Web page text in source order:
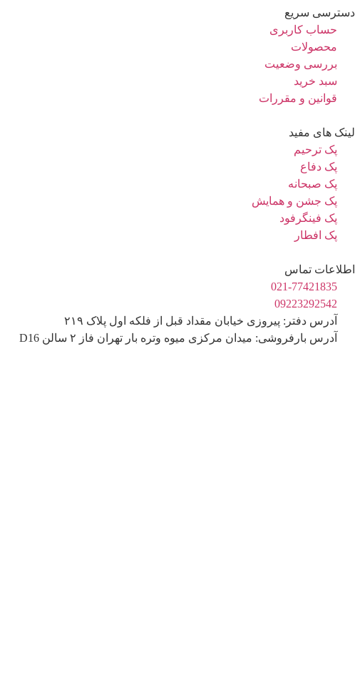
دسترسی سریع
حساب کاربری
محصولات
بررسی وضعیت
سبد خرید
قوانین و مقررات
لینک های مفید
پک ترحیم
پک دفاع
پک صبحانه
پک جشن و همایش
پک فینگرفود
پک افطار
اطلاعات تماس
021-77421835
09223292542
آدرس دفتر: پیروزی خیابان مقداد قبل از فلکه اول پلاک ۲۱۹
آدرس بارفروشی: میدان مرکزی میوه وتره بار تهران فاز ۲ سالن D16